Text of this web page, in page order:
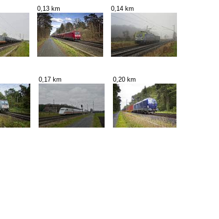
0,13 km 0,14 km
0,17 km 0,20 km